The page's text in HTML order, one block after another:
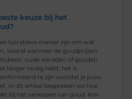
keuze bij het
lucratieve manier zijn om wat
vooral wanneer de goudprijzen
oude sieraden of gouden
langer nodig hebt, het is
te zijn voordat je jouw
In dit artikel bespreken we hoe
bij het verkopen van goud. Ken